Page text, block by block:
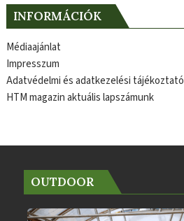
INFORMÁCIÓK
Médiaajánlat
Impresszum
Adatvédelmi és adatkezelési tájékoztató
HTM magazin aktuális lapszámunk
OUTDOOR